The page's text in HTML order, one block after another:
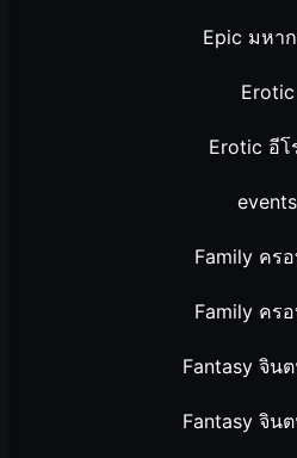
Epic มหา
Erotic
Erotic อีโ
events
Family คร
Family คร
Fantasy จิน
Fantasy จิน